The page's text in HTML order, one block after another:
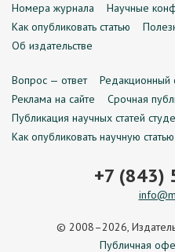
Номера журнала Научные
Как опубликовать статью
Об издательстве
Вопрос — ответ Редакционный
Реклама на сайте
Срочная
Публикация научных статей
Как опубликовать научную
+7 (843)
© 2008–2026,
Публичная